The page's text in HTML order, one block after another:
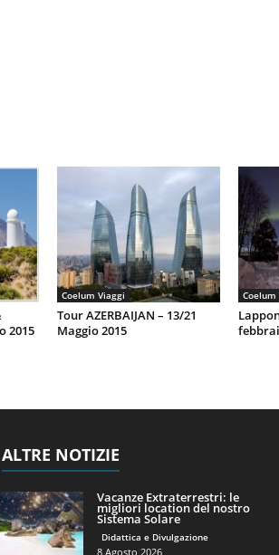
2015
Coelum Viaggi
Tour AZERBAIJAN – 13/21
Maggio 2015
Coelum
ALTRE NOTIZIE
Vacanze Extraterrestri: le
migliori location del nostro
Sistema Solare
Didattica e Divulgazione
8 Agosto 2026